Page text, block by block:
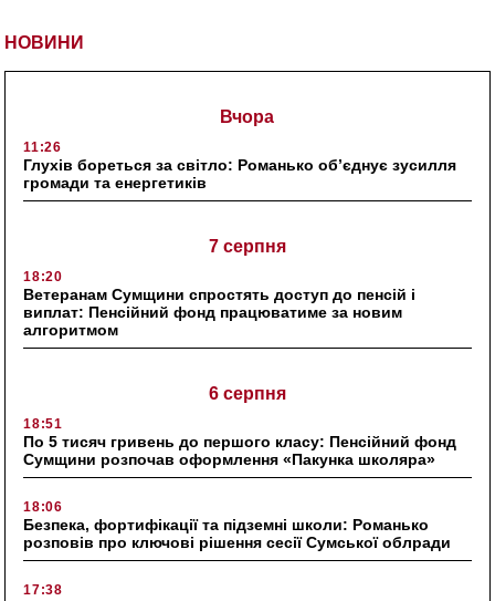
НОВИНИ
Вчора
11:26
Глухів бореться за світло: Романько об’єднує зусилля
громади та енергетиків
7 серпня
18:20
Ветеранам Сумщини спростять доступ до пенсій і
виплат: Пенсійний фонд працюватиме за новим
алгоритмом
6 серпня
18:51
По 5 тисяч гривень до першого класу: Пенсійний фонд
Сумщини розпочав оформлення «Пакунка школяра»
18:06
Безпека, фортифікації та підземні школи: Романько
розповів про ключові рішення сесії Сумської облради
17:38